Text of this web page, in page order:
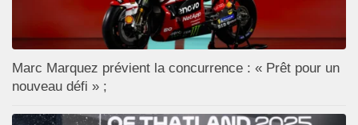
Marc Marquez prévient la concurrence : « Prêt pour un
nouveau défi » ;